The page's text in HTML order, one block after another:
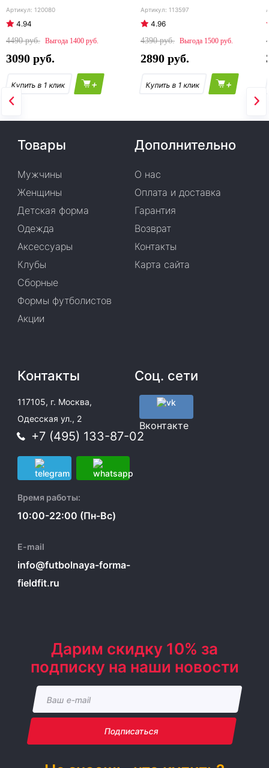
120080
4.94
4490
1400
3090
+
113597
4.96
4390
1500
2890
+
Товары
Мужчины
Женщины
Детская форма
Одежда
Аксессуары
Клубы
Сборные
Формы футболистов
Акции
Дополнительно
О нас
Оплата и доставка
Гарантия
Возврат
Контакты
Карта сайта
Контакты
117105, г. Москва,
Одесская ул., 2
+7 (495) 133-87-02
Время работы:
10:00-22:00 (Пн-Вс)
E-mail
info@futbolnaya-forma-
fieldfit.ru
Соц. сети
Вконтакте
Дарим скидку 10% за
подписку на наши новости
Подписаться